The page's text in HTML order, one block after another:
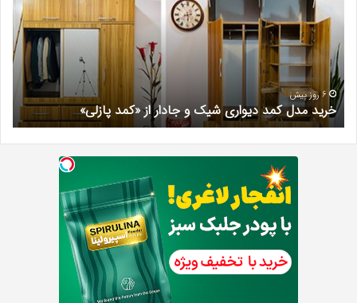
دیواری
شیک
جادار
از
«کمد
پازلی»
6 روز پیش
خرید مدل کمد دیواری شیک و جادار از «کمد پازلی»
در